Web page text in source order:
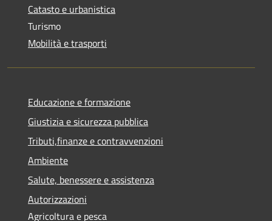
Catasto e urbanistica
Turismo
Mobilità e trasporti
Educazione e formazione
Giustizia e sicurezza pubblica
Tributi,finanze e contravvenzioni
Ambiente
Salute, benessere e assistenza
Autorizzazioni
Agricoltura e pesca